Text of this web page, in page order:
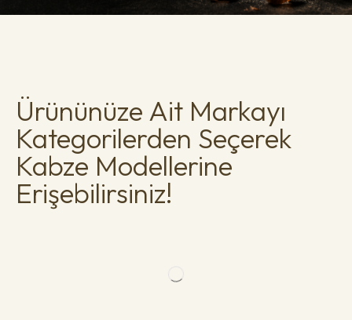
Ürününüze Ait Markayı
Kategorilerden Seçerek
Kabze Modellerine
Erişebilirsiniz!